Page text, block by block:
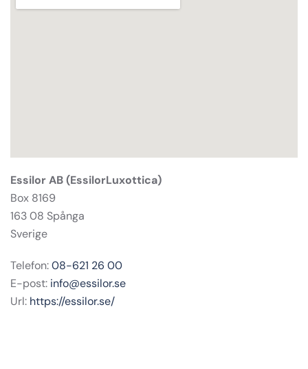
Essilor AB (EssilorLuxottica)
Box 8169
163 08 Spånga
Sverige
Telefon:08-621 26 00
E-post: info@essilor.se
Url: https://essilor.se/